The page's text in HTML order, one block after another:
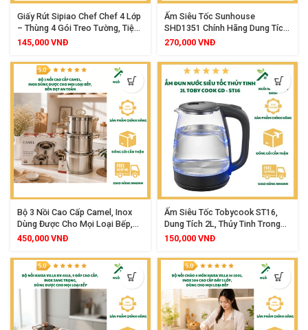
Giấy Rút Sipiao Chef Chef 4 Lớp
– Thùng 4 Gói Treo Tường, Tiện
Lợi, An Toàn Cho Mọi Loại Da
145,000 VNĐ
Ấm Siêu Tốc Sunhouse
SHD1351 Chính Hãng Dung Tích
Lớn 1.8L, Thân Nhựa 2 Lớp Cách
Tự Ngắt Khi Sôi, Công Suất
1500W Siêu Tiết Kiệm Điện
270,000 VNĐ
Bộ 3 Nồi Cao Cấp Camel, Inox
Dùng Được Cho Mọi Loại Bếp,
Bền Đẹp An Toàn
450,000 VNĐ
Ấm Siêu Tốc Tobycook ST16,
Dung Tích 2L, Thủy Tinh Trong
Suốt Cao Cấp, Công Suất
Cạn Nước, Thiết Kế Sang Trọng
An Toàn Cho Sức Khỏe
150,000 VNĐ